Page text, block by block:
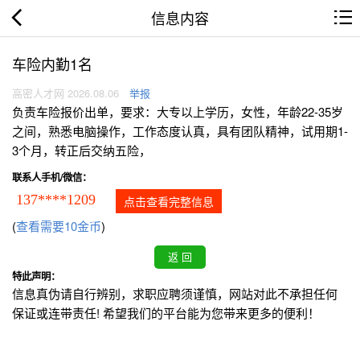
信息内容
车险内勤1名
高密人才网 2026.08.06 举报
负责车险报价出单，要求：大专以上学历，女性，年龄22-35岁
之间，熟悉电脑操作，工作态度认真，具有团队精神，试用期1-
3个月，转正后交纳五险，
联系人手机/微信：
137****1209 点击查看完整信息
(查看需要10金币)
特此声明：
信息真伪请自行辨别，求职应聘须谨慎，网站对此不承担任何
保证或连带责任! 希望我们的平台能为您带来更多的便利！